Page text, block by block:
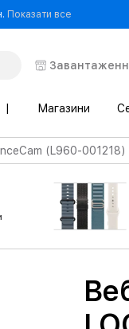
Показати все- Оновіть
Магазини
(L960-001218)